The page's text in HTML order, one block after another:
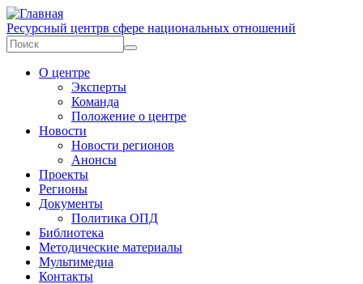
Перейти к основному содержанию
Ресурсный центрв сфере национальных отношений
О центре
Эксперты
Команда
Положение о центре
Новости
Новости регионов
Анонсы
Проекты
Регионы
Документы
Политика ОПД
Библиотека
Методические материалы
Мультимедиа
Контакты